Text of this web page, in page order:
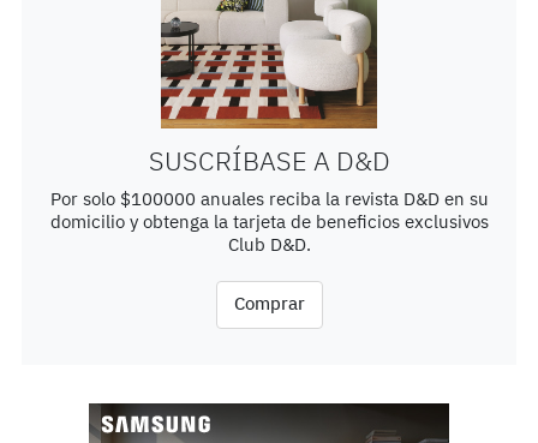
SUSCRÍBASE A D&D
Por solo $100000 anuales reciba la revista D&D en su
domicilio y obtenga la tarjeta de beneficios exclusivos
Club D&D.
Comprar